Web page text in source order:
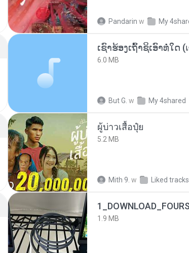
Pandarin w My
6.0 MB
But G. w My 4shared
ผู้บ่าวเสื้อปุ๋ย
5.2 MB
Mith 9. w Liked tracks
1.9 MB